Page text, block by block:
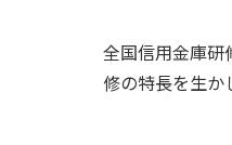
全国信用金庫研
修の特長を生か